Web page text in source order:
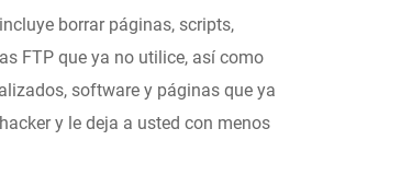
borrar páginas, scripts,
FTP que ya no utilice, así como
software y páginas que ya
y le deja a usted con menos